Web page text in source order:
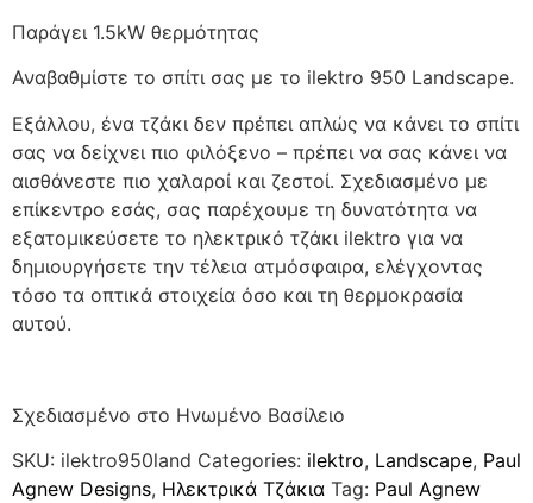
Παράγει 1.5kW θερμότητας
Αναβαθμίστε το σπίτι σας με το ilektro 950 Landscape.
Εξάλλου, ένα τζάκι δεν πρέπει απλώς να κάνει το σπίτι
σας να δείχνει πιο φιλόξενο – πρέπει να σας κάνει να
αισθάνεστε πιο χαλαροί και ζεστοί. Σχεδιασμένο με
επίκεντρο εσάς, σας παρέχουμε τη δυνατότητα να
εξατομικεύσετε το ηλεκτρικό τζάκι ilektro για να
δημιουργήσετε την τέλεια ατμόσφαιρα, ελέγχοντας
τόσο τα οπτικά στοιχεία όσο και τη θερμοκρασία
αυτού.
Σχεδιασμένο στο Ηνωμένο Βασίλειο
SKU: ilektro950land Categories: ilektro, Landscape, Paul
Agnew Designs, Ηλεκτρικά Τζάκια Tag: Paul Agnew